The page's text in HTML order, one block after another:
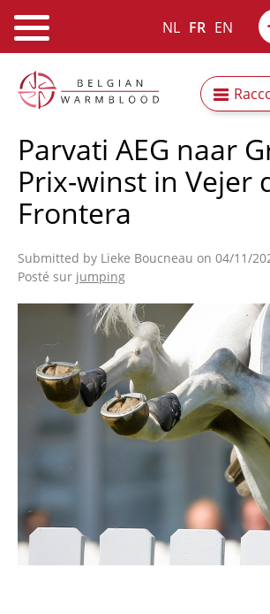
Aller
principal
NL FR EN
Secundaire
navigatie
Webshop Equitime
À propos du BWP
Parvati AEG naar
Prix-winst in Vejer
Frontera
Submitted by Lieke Boucneau on 04/11/
Posté sur jumping
Afbeelding